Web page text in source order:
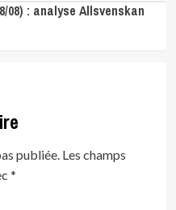
08) : analyse Allsvenskan
publiée. Les champs
*